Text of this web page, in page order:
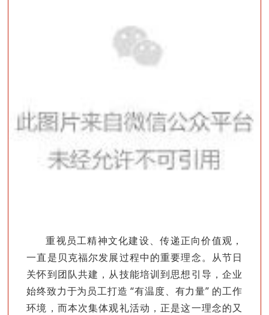
重视员工精神文化建设、传递正向价值观，
一直是贝克福尔发展过程中的重要理念。从节日
关怀到团队共建，从技能培训到思想引导，企业
始终致力于为员工打造 “有温度、有力量” 的工作
环境，而本次集体观礼活动，正是这一理念的又